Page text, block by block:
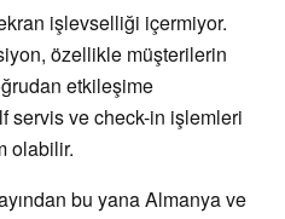
işlevselliği içermiyor.
özellikle müşterilerin
etkileşime
servis ve check-in işlemleri
olabilir.
bu yana Almanya ve